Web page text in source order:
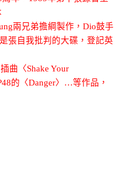
兩兄弟擔綱製作， Dio鼓手
張自我批判的大碟，登記英
曲〈Shake Your
的〈Danger〉 …等作品，